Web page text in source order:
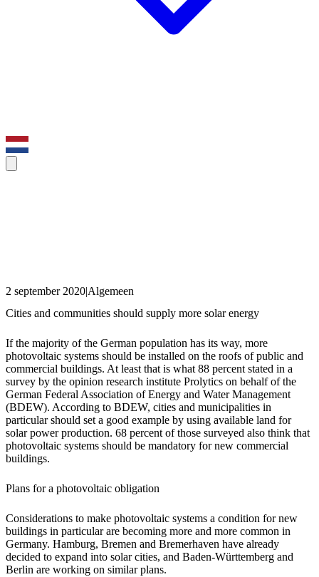
2 september 2020|Algemeen
Cities and communities should supply more solar energy
If the majority of the German population has its way, more
photovoltaic systems should be installed on the roofs of public and
commercial buildings. At least that is what 88 percent stated in a
survey by the opinion research institute Prolytics on behalf of the
German Federal Association of Energy and Water Management
(BDEW). According to BDEW, cities and municipalities in
particular should set a good example by using available land for
solar power production. 68 percent of those surveyed also think that
photovoltaic systems should be mandatory for new commercial
buildings.
Plans for a photovoltaic obligation
Considerations to make photovoltaic systems a condition for new
buildings in particular are becoming more and more common in
Germany. Hamburg, Bremen and Bremerhaven have already
decided to expand into solar cities, and Baden-Württemberg and
Berlin are working on similar plans.